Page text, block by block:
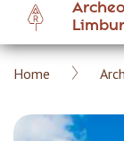
Overslaan
naar
gaan
Home